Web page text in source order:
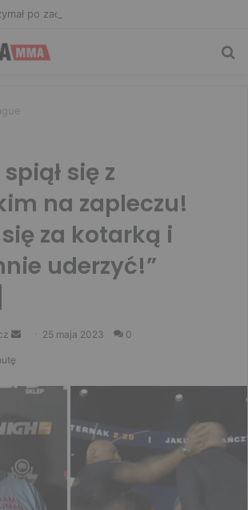
się z
na zapleczu!
się za kotarką i
uderzyć!”
Send 25 maja 2023 0